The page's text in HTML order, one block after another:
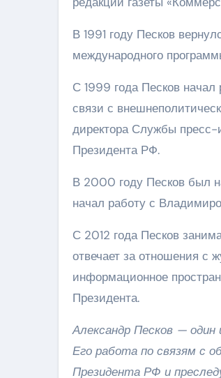
В 1991 году Песков
международного
С 1999 года Песков
связи с
директора Службы
Президента РФ.
В 2000 году Песков был
начал работу с
С 2012 года Песков
отвечает за отношения с
информационное
Президента.
Александр Песков —
Его работа по связям с
Президента РФ и